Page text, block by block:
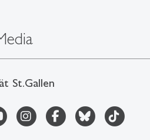
St.Gallen